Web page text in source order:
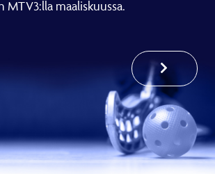
MTV3:lla maaliskuussa.